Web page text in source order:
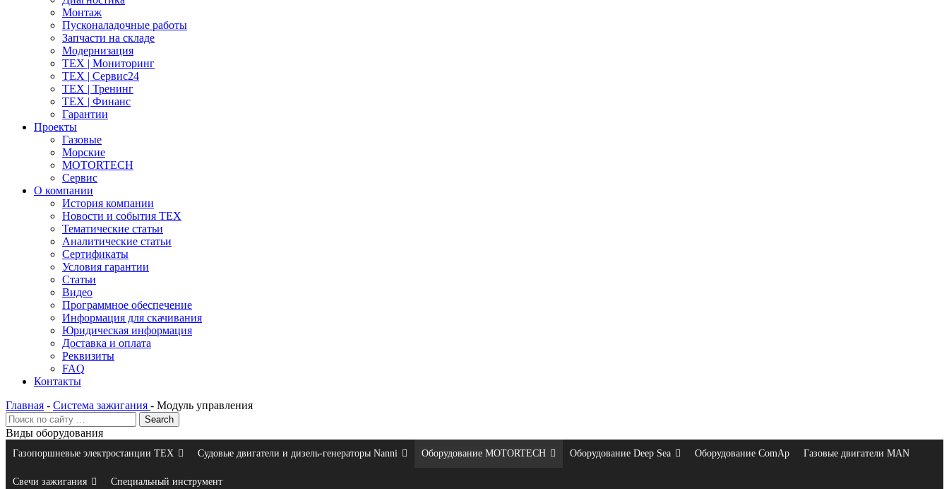
Монтаж
Пусконаладочные работы
Запчасти на складе
Модернизация
ТЕХ | Мониторинг
ТЕХ | Сервис24
ТЕХ | Тренинг
ТЕХ | Финанс
Гарантии
Проекты
Газовые
Морские
MOTORTECH
Сервис
О компании
История компании
Новости и события ТЕХ
Тематические статьи
Аналитические статьи
Сертификаты
Условия гарантии
Статьи
Видео
Программное обеспечение
Информация для скачивания
Юридическая информация
Доставка и оплата
Реквизиты
FAQ
Контакты
Главная - Система зажигания - Модуль управления
Виды оборудования
Газопоршневые электростанции ТЕХ Судовые двигатели и дизель-генераторы Nanni Оборудование MOTORTECH Оборудование Deep Sea Оборудование ComAp Газовые двигатели MAN
Свечи зажигания Специальный инструмент